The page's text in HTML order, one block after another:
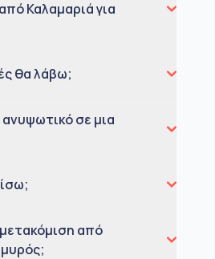
Καλαμαριά για
θα λάβω;
σε μια
από